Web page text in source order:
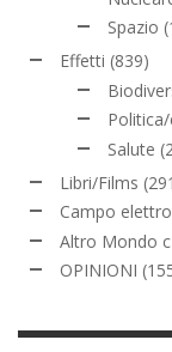
Spazio
Effetti (839)
Salute
Libri/Films
Campo
Altro Mondo
OPINIONI